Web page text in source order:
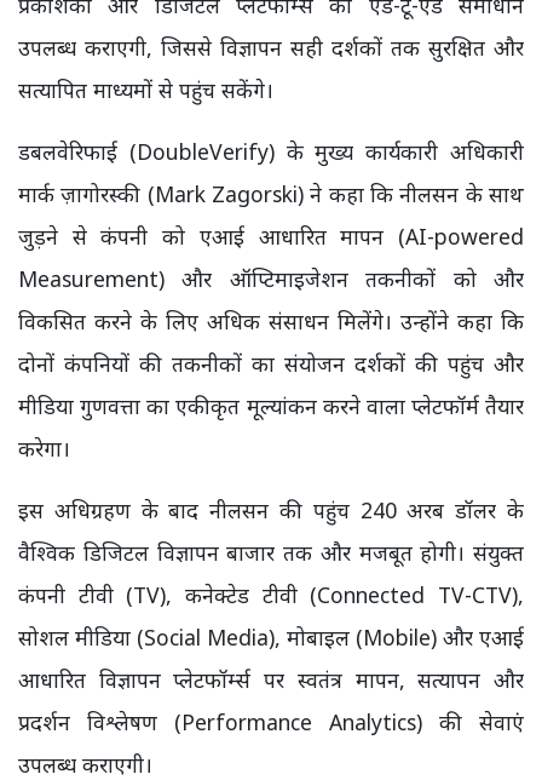
उपलब्ध कराएगी, जिससे विज्ञापन सही दर्शकों तक सुरक्षित और
सत्यापित माध्यमों से पहुंच सकेंगे।
डबलवेरिफाई (DoubleVerify) के मुख्य कार्यकारी अधिकारी
मार्क ज़ागोरस्की (Mark Zagorski) ने कहा कि नीलसन के साथ
जुड़ने से कंपनी को एआई आधारित मापन (AI-powered
Measurement) और ऑप्टिमाइजेशन तकनीकों को और
विकसित करने के लिए अधिक संसाधन मिलेंगे। उन्होंने कहा कि
दोनों कंपनियों की तकनीकों का संयोजन दर्शकों की पहुंच और
मीडिया गुणवत्ता का एकीकृत मूल्यांकन करने वाला प्लेटफॉर्म तैयार
करेगा।
इस अधिग्रहण के बाद नीलसन की पहुंच 240 अरब डॉलर के
वैश्विक डिजिटल विज्ञापन बाजार तक और मजबूत होगी। संयुक्त
कंपनी टीवी (TV), कनेक्टेड टीवी (Connected TV-CTV),
सोशल मीडिया (Social Media), मोबाइल (Mobile) और एआई
आधारित विज्ञापन प्लेटफॉर्म्स पर स्वतंत्र मापन, सत्यापन और
प्रदर्शन विश्लेषण (Performance Analytics) की सेवाएं
उपलब्ध कराएगी।